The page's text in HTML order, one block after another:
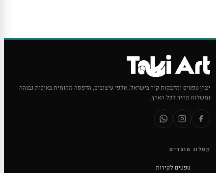
יצרן טפטים ומדבקות קיר בישראל. אלפי עיצובים, הדפסה מקומית באיכות גבוהה
ומשלוח מהיר לכל הארץ.
קטלוג מוצרים
טפטים לקירות